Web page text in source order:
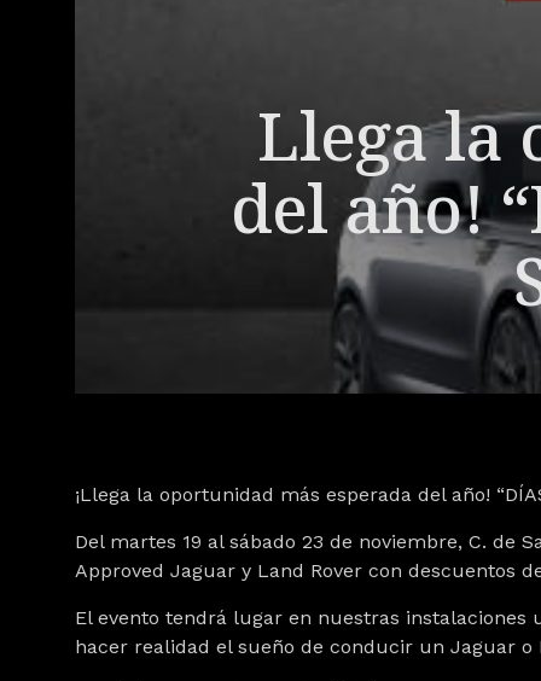
Llega la
del año!
¡Llega la oportunidad más esperada del año!
Del martes 19 al sábado 23 de noviembre, C.
Approved Jaguar y Land Rover con descuentos
El evento tendrá lugar en nuestras instalaciones
hacer realidad el sueño de conducir un Jaguar